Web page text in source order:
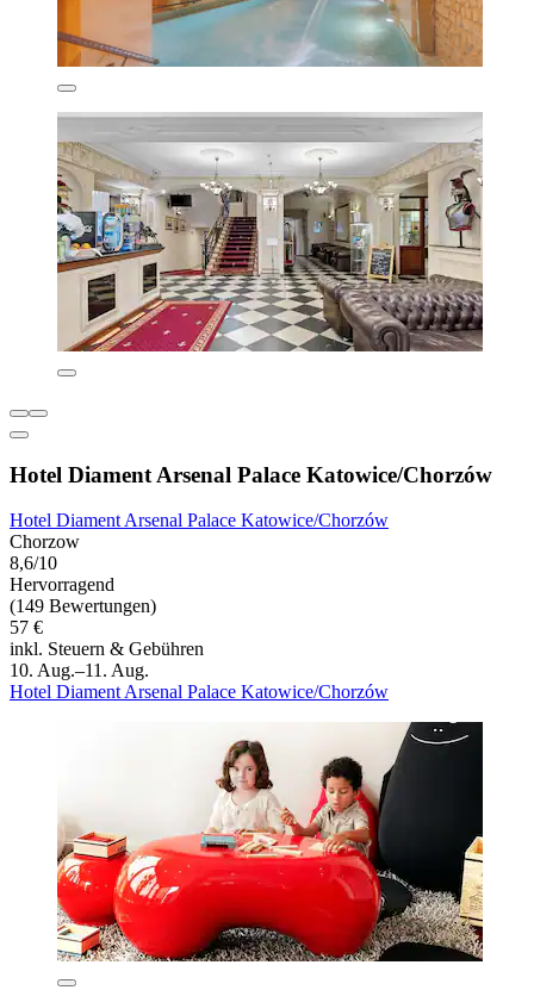
Hotel Diament Arsenal Palace Katowice/Chorzów
Hotel Diament Arsenal Palace Katowice/Chorzów
Chorzow
8,6/10
Hervorragend
(149 Bewertungen)
57 €
inkl. Steuern & Gebühren
10. Aug.–11. Aug.
Hotel Diament Arsenal Palace Katowice/Chorzów